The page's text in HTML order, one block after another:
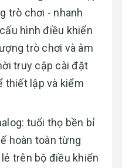
trò chơi - nhanh
hình điều khiển
trò chơi và âm
truy cập cài đặt
thiết lập và kiểm
tuổi thọ bền bỉ
hoàn toàn từng
trên bộ điều khiển